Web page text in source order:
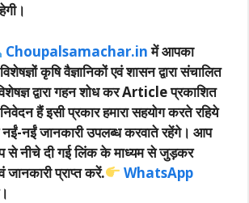
Choupalsamachar.inमें आपका
कृषि वैज्ञानिकों एवं शासन द्वारा संचालित
द्वारा गहन शोध कर Article प्रकाशित
हैं इसी प्रकार हमारा सहयोग करते रहिये
नईं जानकारी उपलब्ध करवाते रहेंगे। आप
से नीचे दी गई लिंक के माध्यम से जुड़कर
प्राप्त करें.
WhatsApp